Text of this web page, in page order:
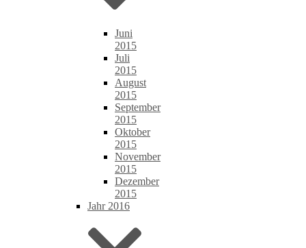
Juni
2015
Juli
2015
August
2015
September
2015
Oktober
2015
November
2015
Dezember
2015
Jahr 2016